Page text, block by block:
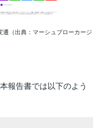
遷（出典：マーシュブローカージ
報告書では以下のよう